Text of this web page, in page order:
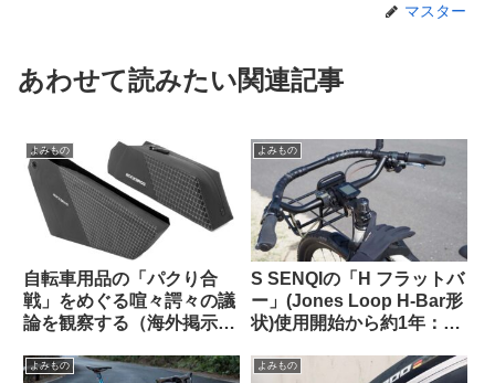
マスター
あわせて読みたい関連記事
よみもの
自転車用品の「パクり合
戦」をめぐる喧々諤々の議
論を観察する（海外掲示板
よみもの
S SENQIの「H フラットバ
ー」(Jones Loop H-Bar形
状)使用開始から約1年：両
くしてみた
よみもの よみもの